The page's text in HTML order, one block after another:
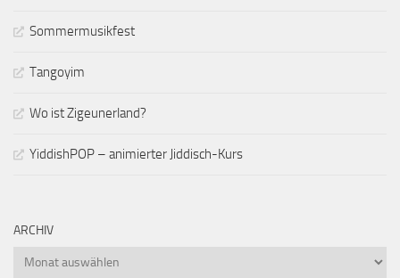
Sommermusikfest
Tangoyim
Wo ist Zigeunerland?
YiddishPOP – animierter Jiddisch-Kurs
ARCHIV
Archiv